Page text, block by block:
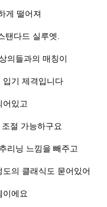
게 떨어져
탠다드 실루엣.
의들과의 매칭이
입기 제격입니다
어있고
절 가능하구요
리닝 느낌을 빼주고
의 클래식도 묻어있어
이에요